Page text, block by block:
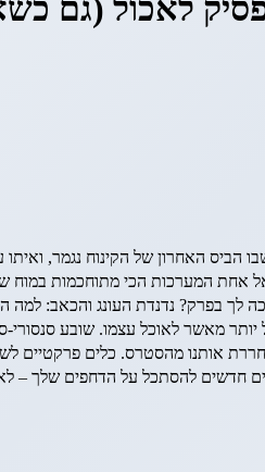
האחרון של הקינוח נגמר,
המערכות הכי מתוחכמות במוח
בפרק? נדנדת העונג והכאב: למה
מאשר לאוכל עצמו. שובע
להסתכל על הדחפים שלך –